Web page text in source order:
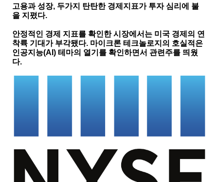
고용과 성장, 두가지 탄탄한 경제지표가 투자 심리에 불
을 지폈다.
안정적인 경제 지표를 확인한 시장에서는 미국 경제의 연
착륙 기대가 부각됐다. 마이크론 테크놀로지의 호실적은
인공지능(AI) 테마의 열기를 확인하면서 관련주를 띄웠
다.